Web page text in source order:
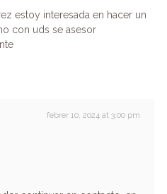
estoy interesada en hacer un
con uds se asesor
febrer 10, 2024 at 3:00 pm